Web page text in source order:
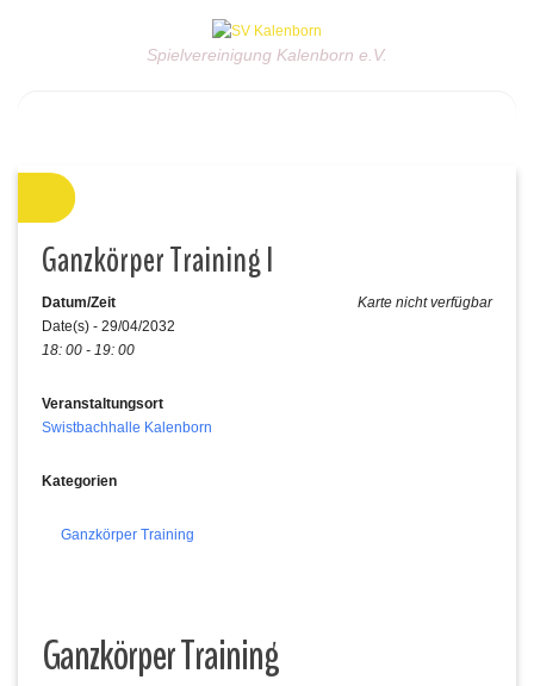
Spielvereinigung Kalenborn e.V.
Ganzkörper Training I
Karte nicht verfügbar
Datum/Zeit
Date(s) - 29/04/2032
18: 00 - 19: 00
Veranstaltungsort
Swistbachhalle Kalenborn
Kategorien
Ganzkörper Training
Ganzkörper Training